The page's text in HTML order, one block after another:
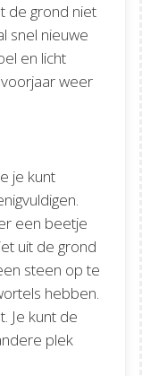
de grond niet
snel nieuwe
en licht
weer
je kunt
een beetje
uit de grond
steen op te
hebben.
Je kunt de
plek